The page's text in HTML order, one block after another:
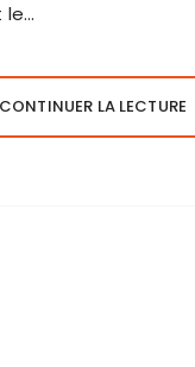
le…
CONTINUER LA LECTURE